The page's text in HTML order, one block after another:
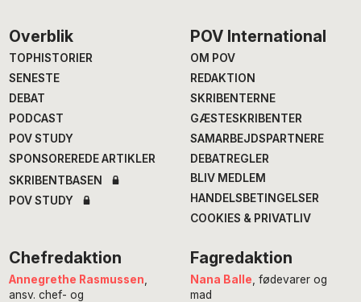
Footer
Overblik
TOPHISTORIER
SENESTE
DEBAT
PODCAST
POV STUDY
SPONSOREREDE ARTIKLER
SKRIBENTBASEN
POV STUDY
POV International
OM POV
REDAKTION
SKRIBENTERNE
GÆSTESKRIBENTER
SAMARBEJDSPARTNERE
DEBATREGLER
BLIV MEDLEM
HANDELSBETINGELSER
COOKIES & PRIVATLIV
Chefredaktion
Annegrethe Rasmussen
ansv. chef- og
Fagredaktion
Nana Balle , fødevarer og
mad